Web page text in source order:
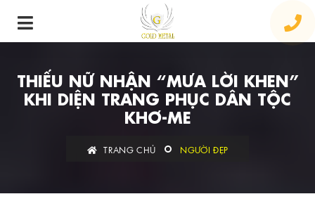
THIẾU NỮ NHẬN “MƯA LỜI KHEN”
KHI DIỆN TRANG PHỤC DÂN TỘC
KHƠ-ME
TRANG CHỦ NGƯỜI ĐẸP